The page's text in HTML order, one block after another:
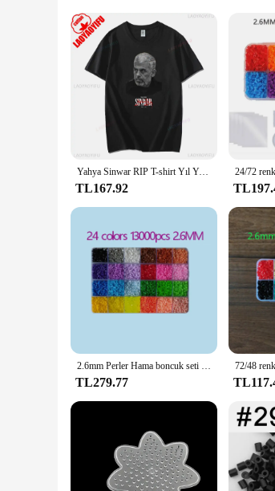
Typical Adaptive Scenario: Perfect for
Features:
|Vendors|
**Versatile and Convenient Storage
The Hama Pochette CD DVD Tişört is a
your CDs and DVDs from dust,
**Designed for the Modern Lifestyle**
The Hama Pochette is not just a
you to attach the case to your backpack,
pochette is the perfect companion for
In today's fast-paced world,
collection. Whether you're a
and stylish cases to meet the needs of
Yahya Sinwar RIP T-shirt Yıl Yahya Sinwar Orijinal Baskı T Gömlek Vintage O-Boyun Unisex Gömlek Pamuk Nefes Üstleri
TL167.92
2.6mm Perler Hama boncuk seti 3D bulmaca demir boncuk oyuncak çocuklar yaratıcı el yapımı zanaat DIY hediye sigorta boncuk var büyük pegboard
TL279.77